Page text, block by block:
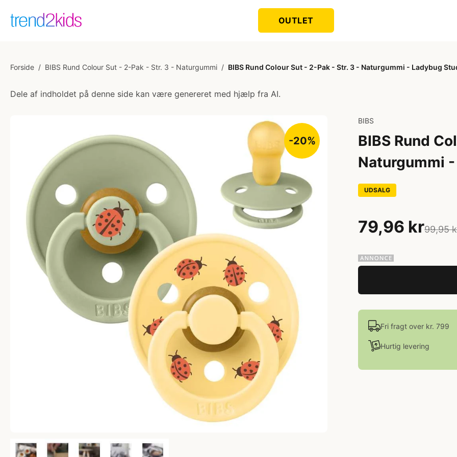
OUTLET
Forside / BIBS Rund Colour Sut - 2-Pak - Str. 3 - Naturgummi / BIBS Rund Colour Sut - 2-Pak - Str. 3 - Naturgummi - Ladybug
Dele af indholdet på denne side kan være genereret med hjælp fra AI.
-20%
BIBS
BIBS Rund
Naturgummi
UDSALG
79,96 kr99,95
Fri fragt over kr. 799
Hurtig levering